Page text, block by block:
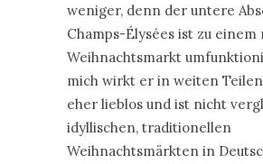
weniger, denn der untere
Champs-Élysées ist zu einem
Weihnachtsmarkt
mich wirkt er in weiten
eher lieblos und ist nicht
idyllischen, traditionellen
Weihnachtsmärkten in